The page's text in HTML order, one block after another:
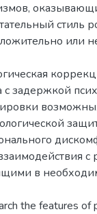
стиль
или
с задержкой
с
в
the features of